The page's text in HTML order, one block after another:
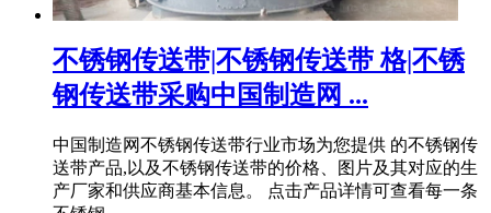
不锈钢传送带|不锈钢传送带 格|不锈
钢传送带采购中国制造网 ...
中国制造网不锈钢传送带行业市场为您提供 的不锈钢传
送带产品,以及不锈钢传送带的价格、图片及其对应的生
产厂家和供应商基本信息。 点击产品详情可查看每一条